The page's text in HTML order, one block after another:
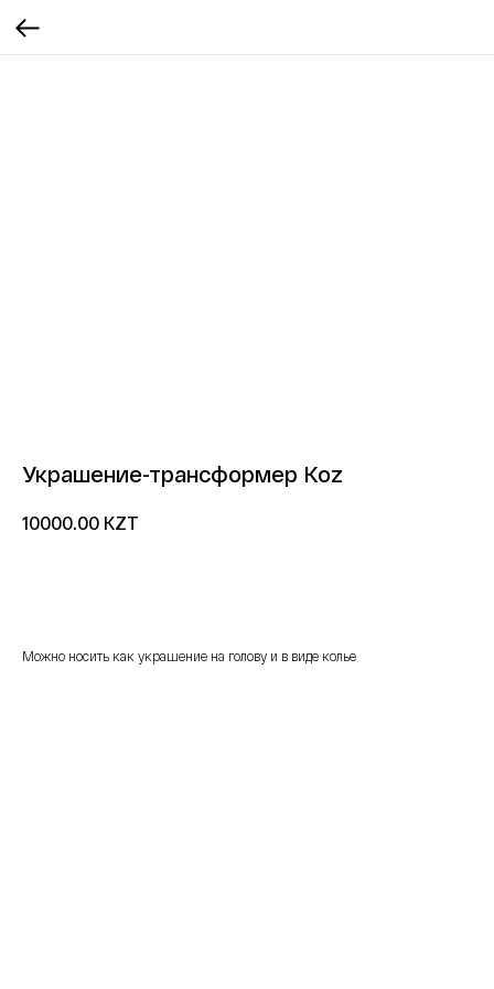
Украшение-трансформер Koz
10000.00 KZT
Можно носить как украшение на голову и в виде колье